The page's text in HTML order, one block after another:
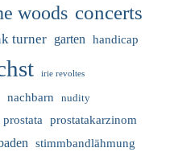
woods concerts
turner garten handicap
irie revoltes
nachbarn nudity
prostata prostatakarzinom
stimmbandlähmung